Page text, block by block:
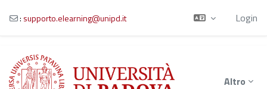
Vai al contenuto principale
: supporto.elearning@unipd.it Login
Altro